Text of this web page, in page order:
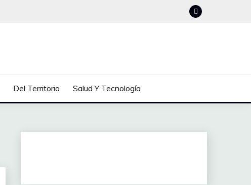
Del Territorio Salud Y Tecnología